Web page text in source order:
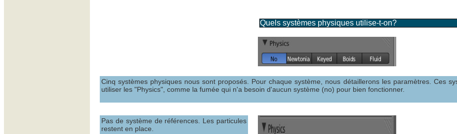
Quels systèmes physiques utilise-t-on?
Pas de système de références. Les particules
restent en place.
Cinq systèmes physiques nous sont proposés. Pour chaque système, nous détaillerons les paramètres. Ces
utiliser les "Physics", comme la fumée qui n'a besoin d'aucun système (no) pour bien fonctionner.